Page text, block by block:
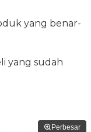
yang benar-
yang sudah
Perbesar